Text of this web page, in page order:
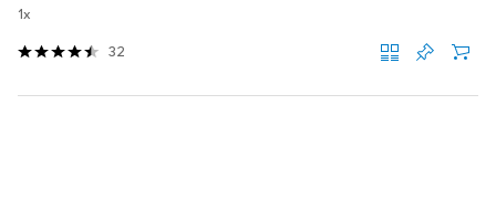
1x
32